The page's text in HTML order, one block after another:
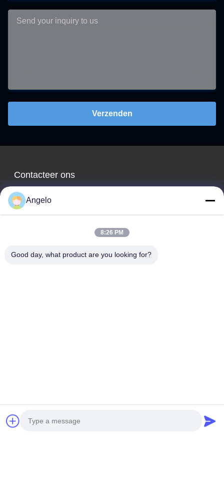
Verzenden
Contacteer ons
Shenzhen Knowhow Technology
Co.,limited
info@knokoo.com
Tel.
0086-755-29004522
Angelo
8:26 PM
Good day, what product are you looking for?